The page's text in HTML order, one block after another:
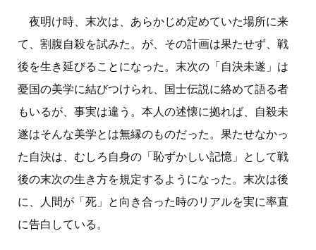
夜明け時、末次は、あらかじめ定めていた場所に来
て、割腹自殺を試みた。が、その計画は果たせず、戦
後を生き延びることになった。末次の「自決未遂」は
憂国の美学に結びつけられ、国士伝説に絡めて語る者
もいるが、事実は違う。本人の述懐に拠れば、自殺未
遂はそんな美学とは無縁のものだった。果たせなかっ
た自決は、むしろ自身の「恥ずかしい記憶」として戦
後の末次の生き方を規定するようになった。末次は後
に、人間が「死」と向き合った時のリアルを実に率直
に告白している。